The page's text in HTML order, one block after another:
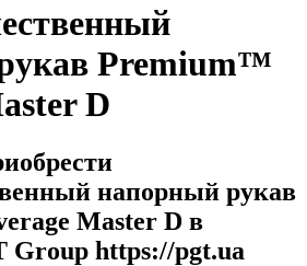
Premium™
D
напорный рукав
Master D в
Group https://pgt.ua